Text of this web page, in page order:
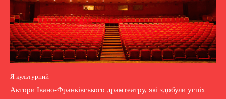
Я культурний
Актори Івано-Франківського драмтеатру, які здобули успіх